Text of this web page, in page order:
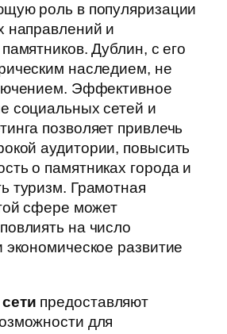
роль в популяризации
направлений и
Дублин, с его
наследием, не
Эффективное
социальных сетей и
позволяет привлечь
аудитории, повысить
о памятниках города и
туризм. Грамотная
сфере может
на число
экономическое развитие
предоставляют
для